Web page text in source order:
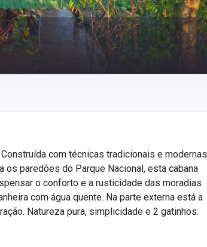
com técnicas tradicionais e modernas
os paredões do Parque Nacional, esta cabana
o conforto e a rusticidade das moradias
com água quente. Na parte externa está a
Natureza pura, simplicidade e 2 gatinhos.